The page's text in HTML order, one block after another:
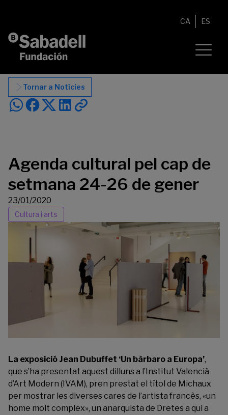
CA ES
Tornar a Notícies
Agenda cultural pel cap de
setmana 24-26 de gener
23/01/2020
Cultura i arts
La exposició Jean Dubuffet ‘Un bàrbaro a Europa’,
que s’ha presentat aquest dilluns a l’Institut Valencià
d’Art Modern (IVAM), pren prestat el títol de Michaux
per mostrar les diverses cares de l’artista francès, «un
home molt complex», un anarquista de Dretes a qui a